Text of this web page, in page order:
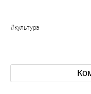
#культура